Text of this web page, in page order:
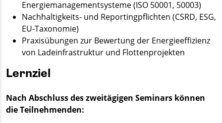
Energiemanagementsysteme (ISO 50001, 50003)
Nachhaltigkeits- und Reportingpflichten (CSRD, ESG,
EU-Taxonomie)
Praxisübungen zur Bewertung der Energieeffizienz
von Ladeinfrastruktur und Flottenprojekten
Lernziel
Nach Abschluss des zweitägigen Seminars können
die Teilnehmenden: